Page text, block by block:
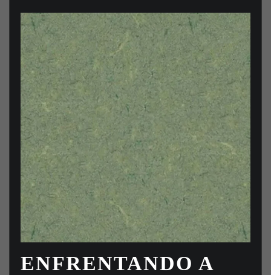
ENFRENTANDO A